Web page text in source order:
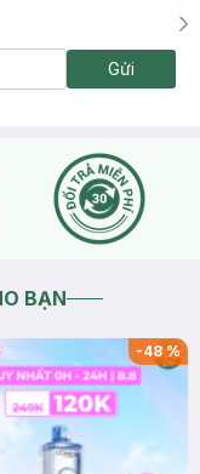
Gửi
BẠN
-48%